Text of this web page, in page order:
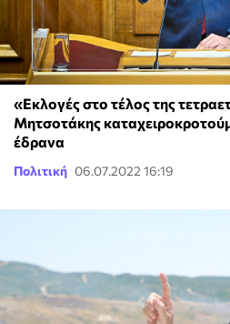
«Εκλογές στο τέλος της
Μητσοτάκης
έδρανα
Πολιτική 06.07.2022 16:19